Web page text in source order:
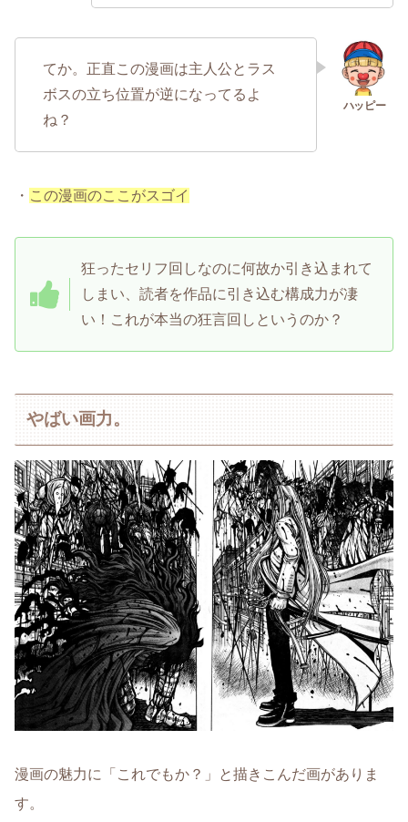
てか。正直この漫画は主人公とラス
ボスの立ち位置が逆になってるよ
ね？
・ この漫画のここがスゴイ
狂ったセリフ回しなのに何故か引き込まれて
しまい、読者を作品に引き込む構成力が凄
い！これが本当の狂言回しというのか？
やばい画力。
漫画の魅力に「これでもか？」と描きこんだ画がありま
す。